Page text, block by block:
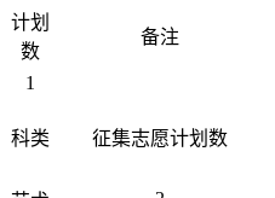
计划
数
备注
1
科类 征集志愿计划数